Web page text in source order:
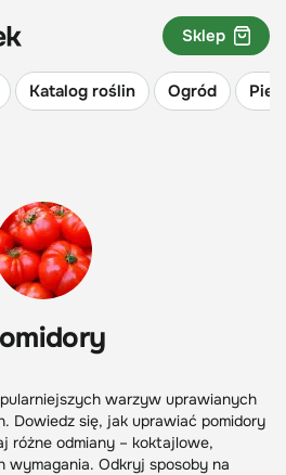
Katalog roślin Ogród
Sklep
warzyw uprawianych
Dowiedz się, jak uprawiać pomidory
różne odmiany – koktajlowe,
wymagania. Odkryj sposoby na